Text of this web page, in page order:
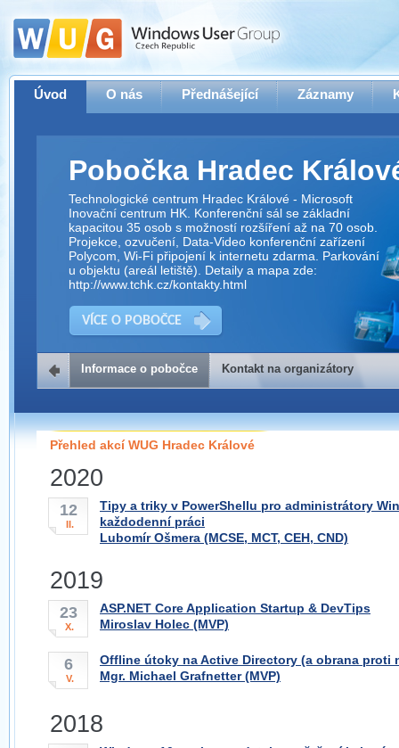
Úvod O nás Přednášející Záznamy
Pobočka Hradec
Technologické centrum Hradec Králové - Microsoft
Inovační centrum HK. Konferenční sál se základní
kapacitou 35 osob s možností rozšíření až na 70 osob.
Projekce, ozvučení, Data-Video konferenční zařízení
Polycom, Wi-Fi připojení k internetu zdarma. Parkování
u objektu (areál letiště). Detaily a mapa zde:
http://www.tchk.cz/kontakty.html
VÍCE O POBOČCE
Kontakt na organizátory
Pokud máte jakýkoliv dotaz na organizátory této
pobočky, prosím neváhejte nás kontaktovat na e-mailu:
Informace o pobočce Kontakt na organizátory
Přehled akcí WUG Hradec Králové
2020
12
II.
Tipy a triky v PowerShellu pro administrátory
každodenní práci
Lubomír Ošmera (MCSE, MCT, CEH, CND)
2019
23
X.
ASP.NET Core Application Startup & DevTips
Miroslav Holec (MVP)
6
V.
Offline útoky na Active Directory (a obrana proti
Mgr. Michael Grafnetter (MVP)
2018